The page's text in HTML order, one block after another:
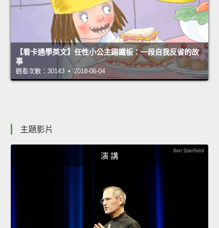
【看卡通學英文】任性小公主踢鐵板：一段自我反省的故
事
觀看次數：30143 • 2018-06-04
主題影片
演 講